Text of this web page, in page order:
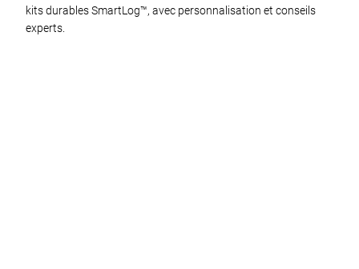
kits durables SmartLog™, avec personnalisation et conseils
experts.